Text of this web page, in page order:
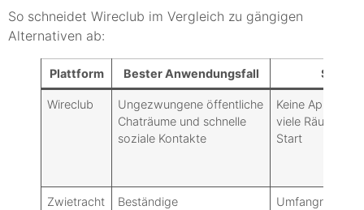
So schneidet Wireclub im Vergleich zu gängigen
Alternativen ab:
Plattform Bester Anwendungsfall
Wireclub
Ungezwungene öffentliche
Chaträume und schnelle
soziale Kontakte
Keine App
viele Räume,
Start
Zwietracht
Beständige
Umfangreiche